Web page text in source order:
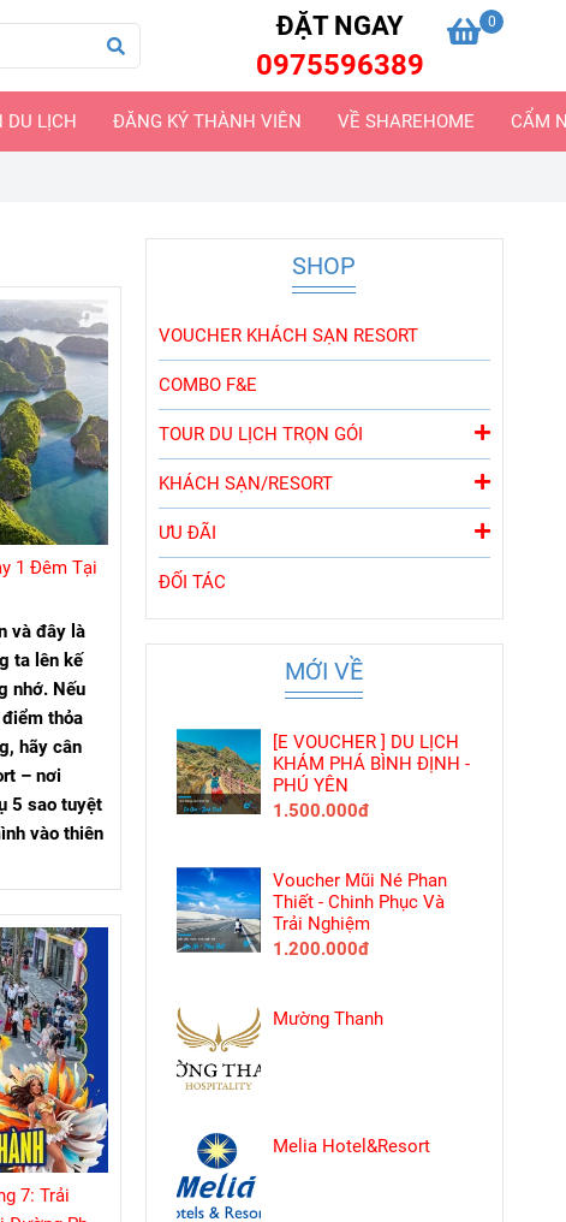
ĐẶT NGAY
0975596389
0
DU LỊCH ĐĂNG KÝ THÀNH VIÊN VỀ SHAREHOME CẨM
1 Đêm Tại
và đây là
ta lên kế
nhớ. Nếu
thỏa
hãy cân
– nơi
5 sao tuyệt
vào thiên
7: Trải
SHOP
VOUCHER KHÁCH SẠN RESORT
COMBO F&E
TOUR DU LỊCH TRỌN GÓI
KHÁCH SẠN/RESORT
ƯU ĐÃI
ĐỐI TÁC
MỚI VỀ
[E VOUCHER ] DU LỊCH
KHÁM PHÁ BÌNH ĐỊNH -
PHÚ YÊN
1.500.000đ
Voucher Mũi Né Phan
Thiết - Chinh Phục Và
Trải Nghiệm
1.200.000đ
Mường Thanh
Melia Hotel&Resort